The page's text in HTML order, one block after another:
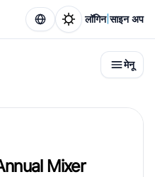
लॉगिन|साइन अप
मेनू
Mixer